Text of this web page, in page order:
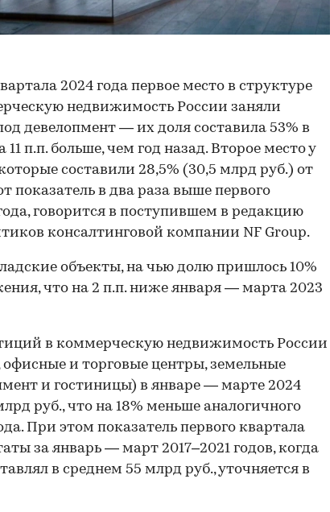
2024 года первое место в структуре
недвижимость России заняли
девелопмент — их доля составила 53% в
п.п. больше, чем год назад. Второе место у
составили 28,5% (30,5 млрд руб.) от
показатель в два раза выше первого
говорится в поступившем в редакцию
консалтинговой компании NF Group.
объекты, на чью долю пришлось 10%
что на 2 п.п. ниже января — марта 2023
в коммерческую недвижимость России
офисные и торговые центры, земельные
и гостиницы) в январе — марте 2024
руб., что на 18% меньше аналогичного
При этом показатель первого квартала
за январь — март 2017–2021 годов, когда
в среднем 55 млрд руб., уточняется в